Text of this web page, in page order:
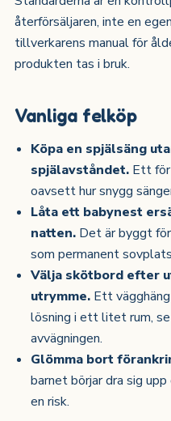
återförsäljaren, inte en
tillverkarens manual för
produkten tas i bruk.
Vanliga felköp
Köpa en spjälsäng
spjälavståndet. Ett
oavsett hur snygg
Låta ett babynest
natten. Det är byggt
som permanent
Välja skötbord efter
utrymme. Ett
lösning i ett litet rum,
avvägningen.
Glömma bort
barnet börjar dra sig
en risk.